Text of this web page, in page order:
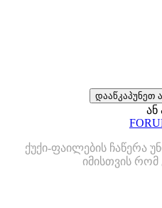
დააწკაპუნეთ
ან
ქუქი-ფაილების ჩაწერა
იმისთვის